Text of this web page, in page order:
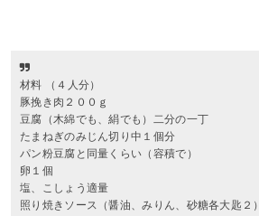
材料 （４人分）
豚挽き肉２００ｇ
豆腐（木綿でも、絹でも）二分の一丁
たまねぎのみじん切り中１個分
パン粉豆腐と同量くらい（容積で）
卵１個
塩、こしょう適量
照り焼きソース（醤油、みりん、砂糖各大匙２）